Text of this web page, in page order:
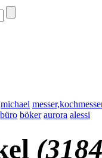
michael
büro böker aurora alessi